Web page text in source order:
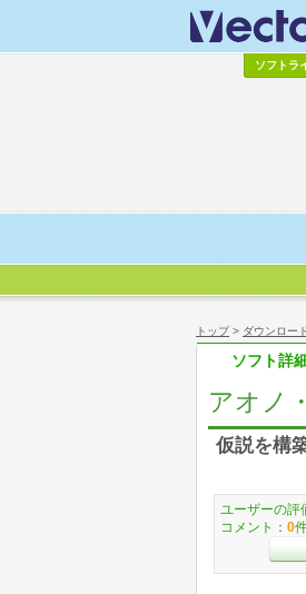
トップ> ダウンロー
ソフト詳細
アオノ
仮説を構
ユーザーの評
コメント： 0
ソフトラ